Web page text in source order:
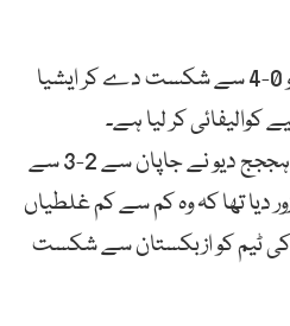
ازبکستان نے ترکمانستان کو 0-4 سے شکست دے کر ایشیا
کر لیا ہے۔
ترکمانستان کے کوچ یزگولی ہججج دیو نے جاپان سے 2-3 سے
دیا تھا کہ وہ کم سے کم غلطیاں
کی ٹیم کو ازبکستان سے شکست